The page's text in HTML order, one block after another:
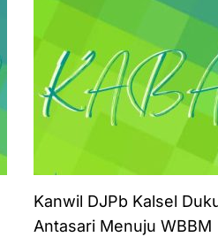
Kanwil DJPb Kalsel
Antasari Menuju WBBM